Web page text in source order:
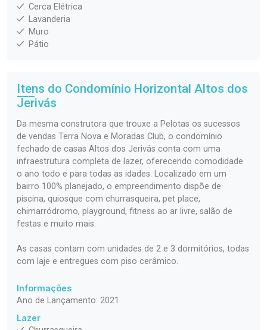
Cerca Elétrica
Lavanderia
Muro
Pátio
Itens do Condomínio Horizontal Altos dos
Jerivás
Da mesma construtora que trouxe a Pelotas os sucessos
de vendas Terra Nova e Moradas Club, o condomínio
fechado de casas Altos dos Jerivás conta com uma
infraestrutura completa de lazer, oferecendo comodidade
o ano todo e para todas as idades. Localizado em um
bairro 100% planejado, o empreendimento dispõe de
piscina, quiosque com churrasqueira, pet place,
chimarródromo, playground, fitness ao ar livre, salão de
festas e muito mais.
As casas contam com unidades de 2 e 3 dormitórios, todas
com laje e entregues com piso cerâmico.
Informações
Ano de Lançamento: 2021
Lazer